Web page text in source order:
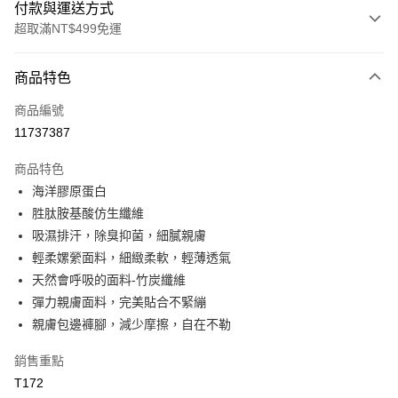
付款與運送方式
超取滿NT$499免運
信用卡一次付款
超商取貨付款
Apple Pay
街口支付
悠遊付
全盈+PAY
大哥付你分期
【大哥付你分期使用說明】
1.本服務由台灣大哥大提供，台灣大哥大用戶可立即使用無須另外申請。
商品特色
商品編號
11737387
商品特色
海洋膠原蛋白
胜肽胺基酸仿生纖維
吸濕排汗，除臭抑菌，細膩親膚
輕柔嫘縈面料，細緻柔軟，輕薄透氣
天然會呼吸的面料-竹炭纖維
彈力親膚面料，完美貼合不緊繃
親膚包邊褲腳，減少摩擦，自在不勒
銷售重點
T172